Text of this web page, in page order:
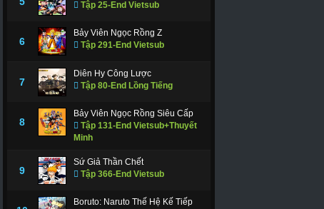
Sword Art Online The Movie: Ordinal Scale
2002
Tập 25-End Vietsub
6
Bảy Viên Ngọc Rồng Z
Tập 291-End Vietsub
7
Diên Hy Công Lược
Tập 80-End Lồng Tiếng
8
Bảy Viên Ngọc Rồng Siêu Cấp
Tập 131-End Vietsub+Thuyết
Minh
9
Sứ Giả Thần Chết
Tập 366-End Vietsub
Boruto: Naruto Thế Hệ Kế Tiếp